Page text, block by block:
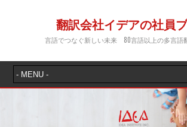
翻訳会社イデアの社員
言語でつなぐ新しい未来 80言語以上の多言語